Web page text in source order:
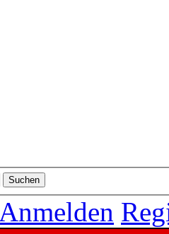
Anmelden